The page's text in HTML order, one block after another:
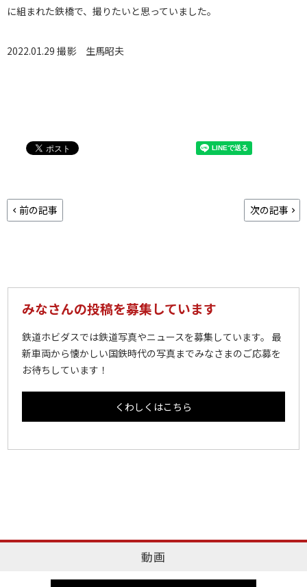
に組まれた鉄橋で、撮りたいと思っていました。
2022.01.29 撮影 生馬昭夫
前の記事 次の記事
みなさんの投稿を募集しています
鉄道ホビダスでは鉄道写真やニュースを募集しています。 最
新車両から懐かしい国鉄時代の写真までみなさまのご応募を
お待ちしています！
くわしくはこちら
動画